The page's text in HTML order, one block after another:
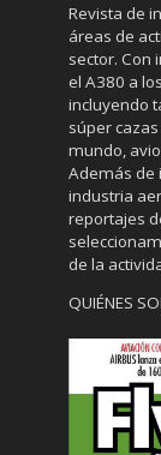
Revista de
áreas de
sector. Con
el A380 a
incluyendo
súper
mundo,
Además de
industria
reportajes
de la
QUIÉNES